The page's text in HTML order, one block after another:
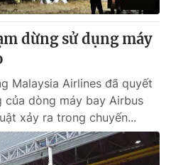
dừng sử dụng máy
Malaysia Airlines đã quyết
dòng máy bay Airbus
xảy ra trong chuyến...